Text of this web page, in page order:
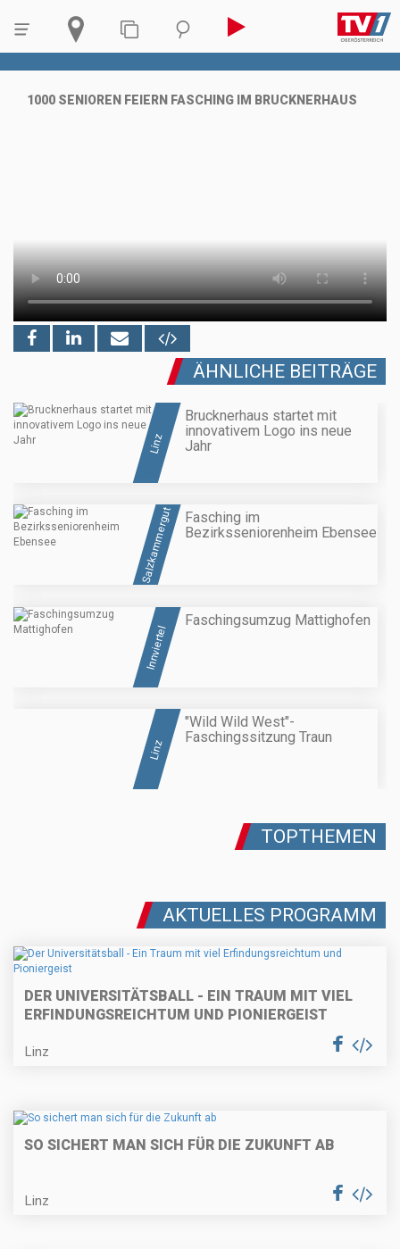
1000 SENIOREN FEIERN FASCHING IM BRUCKNERHAUS
ÄHNLICHE BEITRÄGE
Linz
Brucknerhaus startet mit
innovativem Logo ins neue
Jahr
Salzkammergut
Fasching im
Bezirksseniorenheim Ebensee
Innviertel
Faschingsumzug Mattighofen
Linz
"Wild Wild West"-
Faschingssitzung Traun
TOPTHEMEN
AKTUELLES PROGRAMM
DER UNIVERSITÄTSBALL - EIN TRAUM MIT VIEL
ERFINDUNGSREICHTUM UND PIONIERGEIST
Linz
SO SICHERT MAN SICH FÜR DIE ZUKUNFT AB
Linz